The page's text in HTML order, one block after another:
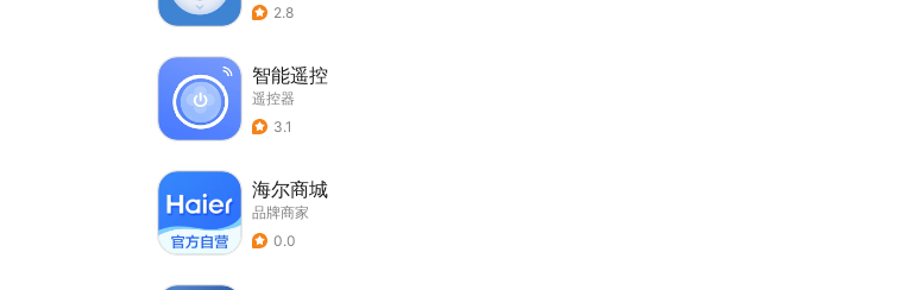
2.8
智能遥控
遥控器
3.1
海尔商城
品牌商家
0.0